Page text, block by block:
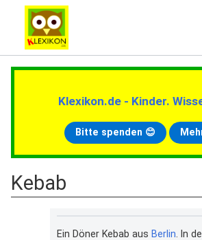
Klexikon.de - Kinder.
Bitte spenden 😊
Kebab
Ein Döner Kebab aus Berlin . In